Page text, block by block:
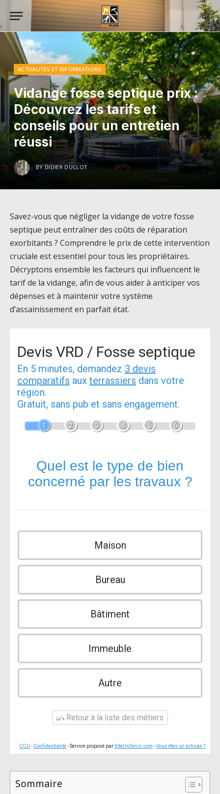
ACTUALITÉS ET INFORMATIONS
Vidange fosse septique prix :
Découvrez les tarifs et
conseils pour un entretien
réussi
BY DIDIER DUCLOT
Savez-vous que négliger la vidange de votre fosse
septique peut entraîner des coûts de réparation
exorbitants ? Comprendre le prix de cette intervention
cruciale est essentiel pour tous les propriétaires.
Décryptons ensemble les facteurs qui influencent le
tarif de la vidange, afin de vous aider à anticiper vos
dépenses et à maintenir votre système
d’assainissement en parfait état.
Devis VRD / Fosse septique
En 5 minutes, demandez 3 devis
comparatifs aux terrassiers dans votre
région.
Gratuit, sans pub et sans engagement.
1 2 3 4 5 6
Quel est le type de bien
concerné par les travaux ?
Maison
Bureau
Bâtiment
Immeuble
Autre
Retour à la liste des métiers
CGU - Confidentialité- Service proposé parViteUnDevis.com -Vous êtes un artisan ?
Sommaire